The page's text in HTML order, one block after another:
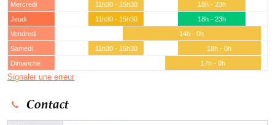
Mercredi
11h30 - 15h30
18h - 23h
Jeudi
11h30 - 15h30
18h - 23h
Vendredi
14h - 0h
Samedi
11h30 - 15h30
18h - 0h
Dimanche
17h - 0h
Signaler une erreur
Contact